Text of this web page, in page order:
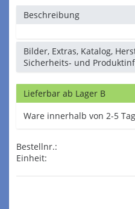
Beschreibung
Bilder, Extras, Katalog,
Sicherheits- und
Lieferbar ab Lager B
Ware innerhalb von 2-5
Bestellnr.:
Einheit: